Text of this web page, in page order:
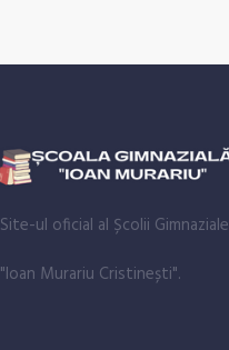
Site-ul oficial al Școlii Gimnaziale
"Ioan Murariu Cristinești".